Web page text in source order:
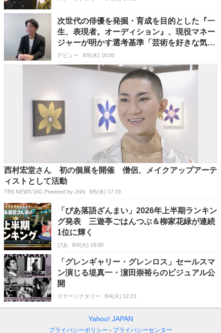
次世代の俳優を発掘・育成を目的とした『一
生、表現者。オーディション』、現役マネー
ジャーが明かす選考基準「芸術を好きな気持
ちやインプットする力を重視したい」
デビュー 8/5(水) 18:00
西村宏堂さん 初の個展を開催 僧侶、メイクアップアーテ
ィストとして活動
TBS NEWS DIG Powered by JNN 8/5(水) 17:19
「ぴあ落語ざんまい」2026年上半期ランキン
グ発表 三遊亭ごはんつぶ＆柳家花緑が連続
1位に輝く
ぴあ 8/4(火) 18:00
「グレンギャリー・グレンロス」セールスマ
ン演じる堤真一・濵田崇裕らのビジュアル公
開
ステージナタリー 8/4(火) 12:23
Yahoo! JAPAN
プライバシーポリシー プライバシーセンター